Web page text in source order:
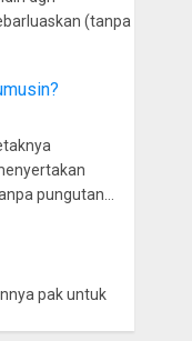
(tanpa
pungutan…
pak untuk